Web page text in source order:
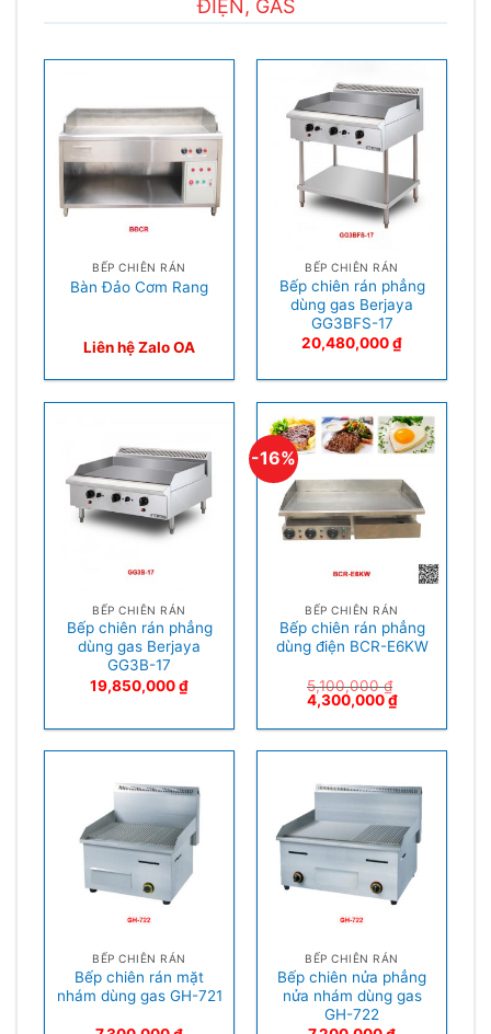
ĐIỆN, GAS
BẾP CHIÊN RÁN
Bàn Đảo Cơm Rang
Liên hệ Zalo OA
BẾP CHIÊN RÁN
Bếp chiên rán phẳng
dùng gas Berjaya
GG3BFS-17
20,480,000₫
BẾP CHIÊN RÁN
Bếp chiên rán phẳng
dùng gas Berjaya
GG3B-17
19,850,000₫
-16%
BẾP CHIÊN RÁN
Bếp chiên rán phẳng
dùng điện BCR-E6KW
5,100,000₫
4,300,000₫
BẾP CHIÊN RÁN
Bếp chiên rán mặt
nhám dùng gas GH-721
BẾP CHIÊN RÁN
Bếp chiên nửa phẳng
nửa nhám dùng gas
GH-722